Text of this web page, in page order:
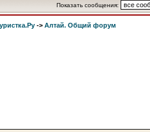
Показать сообщения:
-> Алтай. Общий форум